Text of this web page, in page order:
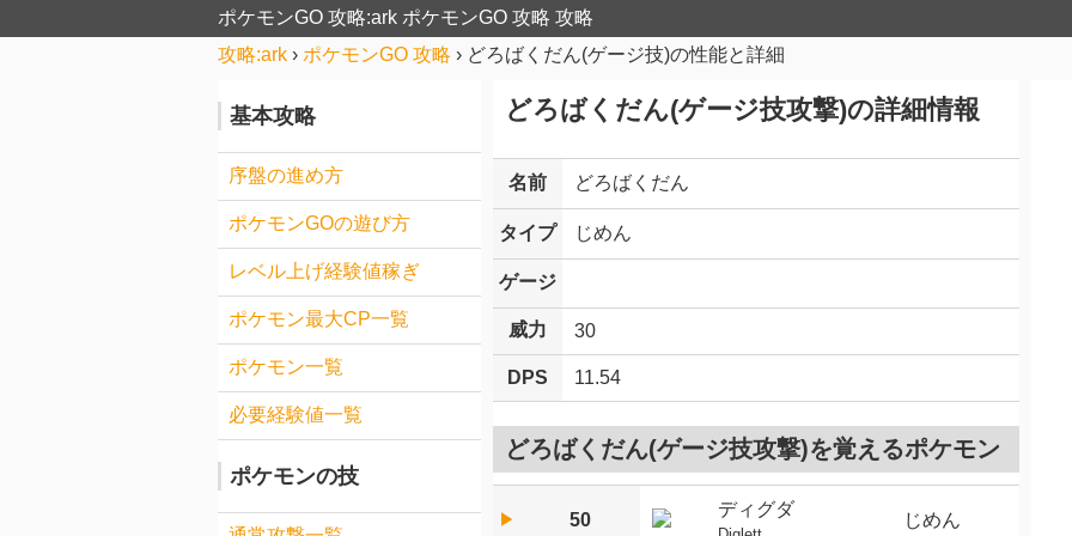
ポケモンGO 攻略:ark ポケモンGO 攻略 攻略
攻略:ark › ポケモンGO 攻略 › どろばくだん(ゲージ技)の性能と詳細
どろばくだん(ゲージ技攻撃)の詳細情報
名前 どろばくだん
タイプ じめん
ゲージ
威力 30
DPS 11.54
どろばくだん(ゲージ技攻撃)を覚えるポケモン
▶︎ 50
ディグダ
じめん
基本攻略
序盤の進め方
ポケモンGOの遊び方
レベル上げ経験値稼ぎ
ポケモン最大CP一覧
ポケモン一覧
必要経験値一覧
ポケモンの技